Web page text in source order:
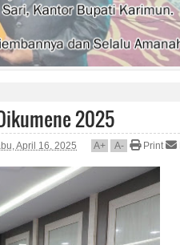
2025
April 16, 2025 A+ A- Print